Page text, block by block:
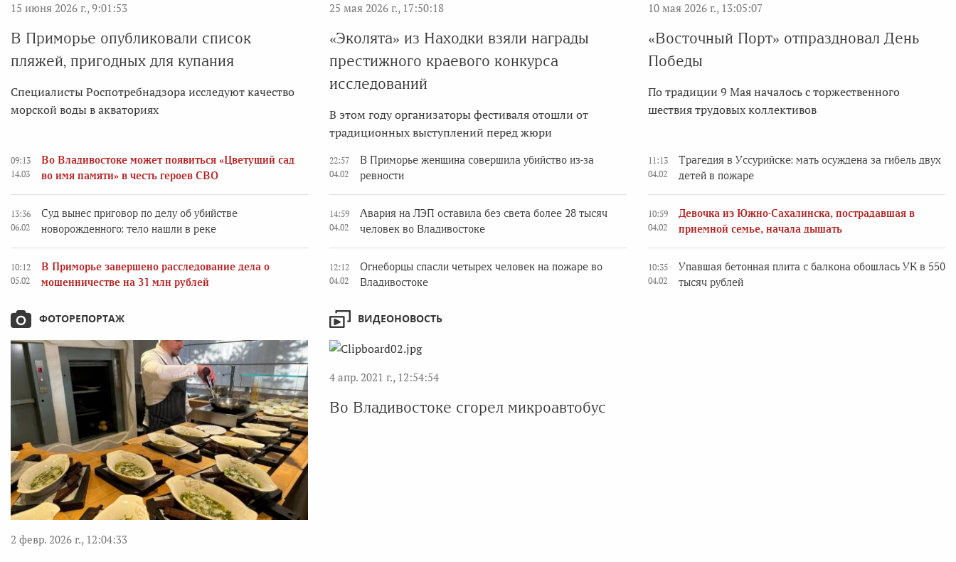
15 июня 2026 г., 9:01:53
В Приморье опубликовали список
пляжей, пригодных для купания
Специалисты Роспотребнадзора исследуют качество
морской воды в акваториях
25 мая 2026 г., 17:50:18
«Эколята» из Находки взяли награды
престижного краевого конкурса
исследований
В этом году организаторы фестиваля отошли от
традиционных выступлений перед жюри
10 мая 2026 г., 13:05:07
«Восточный Порт» отпраздновал День
Победы
По традиции 9 Мая началось с торжественного
шествия трудовых коллективов
09:13
14.03
Во Владивостоке может появиться «Цветущий сад
во имя памяти» в честь героев СВО
13:36
06.02
Суд вынес приговор по делу об убийстве
новорожденного: тело нашли в реке
10:12
05.02
В Приморье завершено расследование дела о
мошенничестве на 31 млн рублей
22:57
04.02
В Приморье женщина совершила убийство из-за
ревности
14:59
04.02
Авария на ЛЭП оставила без света более 28 тысяч
человек во Владивостоке
12:12
04.02
Огнеборцы спасли четырех человек на пожаре во
Владивостоке
11:13
04.02
Трагедия в Уссурийске: мать осуждена за гибель двух
детей в пожаре
10:59
04.02
Девочка из Южно-Сахалинска, пострадавшая в
приемной семье, начала дышать
10:35
04.02
Упавшая бетонная плита с балкона обошлась УК в 550
тысяч рублей
ФОТОРЕПОРТАЖ
2 февр. 2026 г., 12:04:33
ВИДЕОНОВОСТЬ
4 апр. 2021 г., 12:54:54
Во Владивостоке сгорел микроавтобус